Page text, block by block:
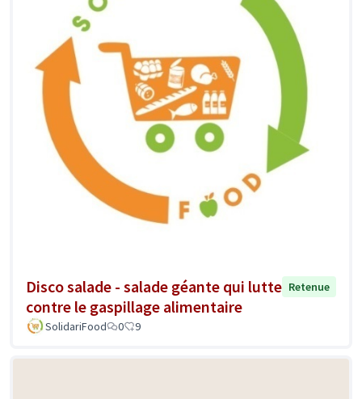
Disco salade - salade géante qui lutte
contre le gaspillage alimentaire
Retenue
SolidariFood 0 9